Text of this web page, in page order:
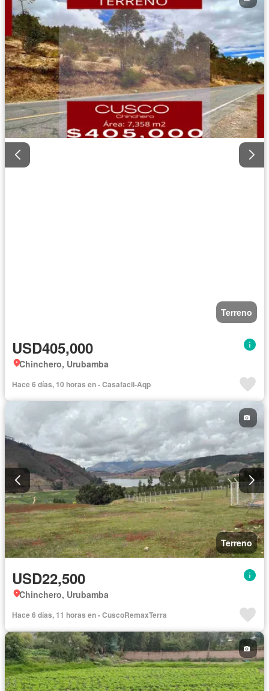
Terreno
USD405,000
Chinchero, Urubamba
Hace 6 días, 10 horas en - Casafacil-Aqp
Terreno
USD22,500
Chinchero, Urubamba
Hace 6 días, 11 horas en - CuscoRemaxTerra